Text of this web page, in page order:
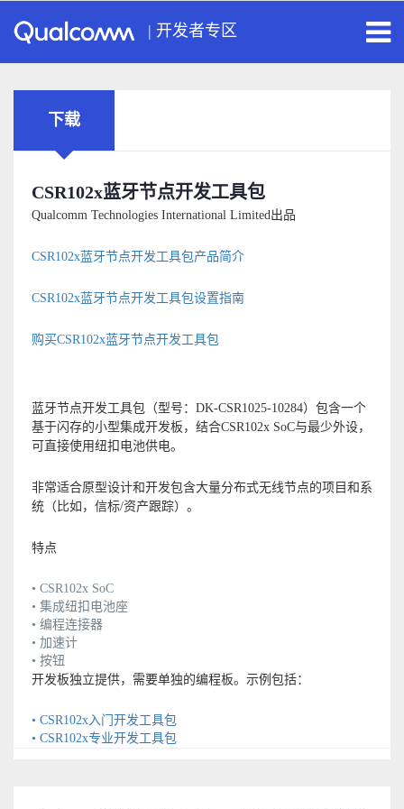
| 开发者专区
下载
CSR102x蓝牙节点开发工具包
Qualcomm Technologies International Limited出品
CSR102x蓝牙节点开发工具包产品简介
CSR102x蓝牙节点开发工具包设置指南
购买CSR102x蓝牙节点开发工具包
蓝牙节点开发工具包（型号：DK-CSR1025-10284）包含一个
基于闪存的小型集成开发板，结合CSR102x SoC与最少外设，
可直接使用纽扣电池供电。
非常适合原型设计和开发包含大量分布式无线节点的项目和系
统（比如，信标/资产跟踪）。
特点
• CSR102x SoC
• 集成纽扣电池座
• 编程连接器
• 加速计
• 按钮
开发板独立提供，需要单独的编程板。示例包括：
• CSR102x入门开发工具包
• CSR102x专业开发工具包